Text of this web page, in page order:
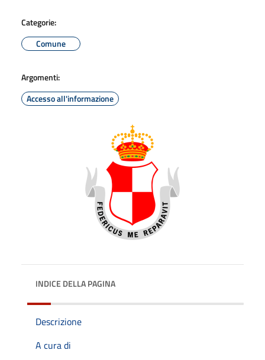
Categorie:
Comune
Argomenti:
Accesso all'informazione
INDICE DELLA PAGINA
Descrizione
A cura di